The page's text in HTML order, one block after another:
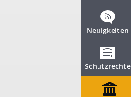
Neuigkeiten
Schutzrechte